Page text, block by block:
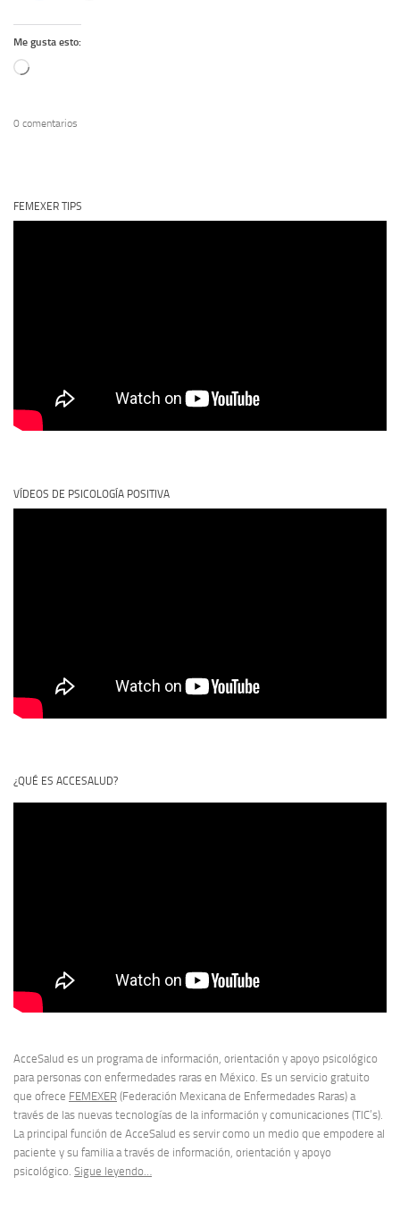
Me gusta esto:
Cargando...
0 comentarios
FEMEXER TIPS
VÍDEOS DE PSICOLOGÍA POSITIVA
¿QUÉ ES ACCESALUD?
AcceSalud es un programa de información, orientación y apoyo psicológico
para personas con enfermedades raras en México. Es un servicio gratuito
que ofrece FEMEXER (Federación Mexicana de Enfermedades Raras) a
través de las nuevas tecnologías de la información y comunicaciones (TIC’s).
La principal función de AcceSalud es servir como un medio que empodere al
paciente y su familia a través de información, orientación y apoyo
psicológico. Sigue leyendo…